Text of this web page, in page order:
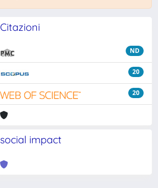
Citazioni
ND
20
20
social impact